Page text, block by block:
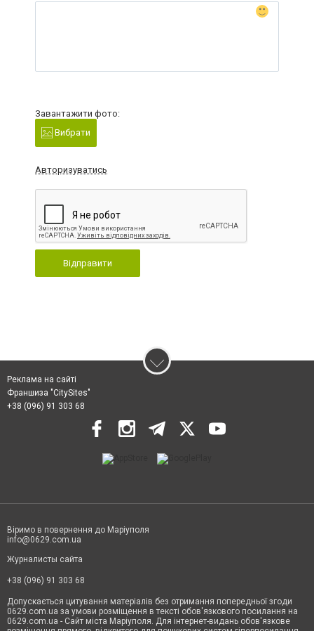
Завантажити фото:
Вибрати
Авторизуватись
Відправити
Реклама на сайті
Франшиза "CitySites"
+38 (096) 91 303 68
Віримо в повернення до Маріуполя
info@0629.com.ua
Журналисты сайта
+38 (096) 91 303 68
Допускається цитування матеріалів без отримання попередньої згоди
0629.com.ua за умови розміщення в тексті обов'язкового посилання на
0629.com.ua - Сайт міста Маріуполя. Для інтернет-видань обов'язкове